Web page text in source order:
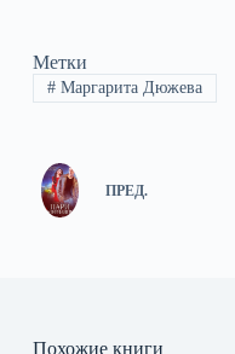
Метки
#Маргарита Дюжева
ПРЕД.
Похожие книги